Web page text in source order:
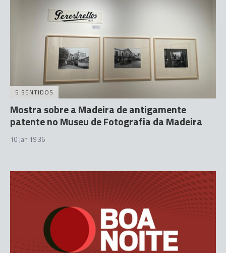
5 SENTIDOS
Mostra sobre a Madeira de antigamente
patente no Museu de Fotografia da Madeira
10 Jan 19:36